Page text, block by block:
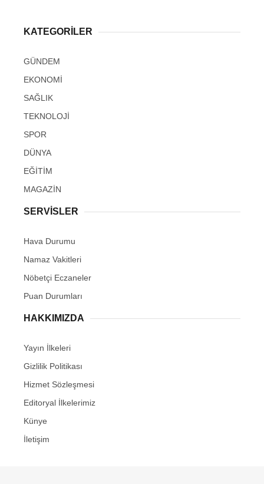
KATEGORİLER
GÜNDEM
EKONOMİ
SAĞLIK
TEKNOLOJİ
SPOR
DÜNYA
EĞİTİM
MAGAZİN
SERVİSLER
Hava Durumu
Namaz Vakitleri
Nöbetçi Eczaneler
Puan Durumları
HAKKIMIZDA
Yayın İlkeleri
Gizlilik Politikası
Hizmet Sözleşmesi
Editoryal İlkelerimiz
Künye
İletişim